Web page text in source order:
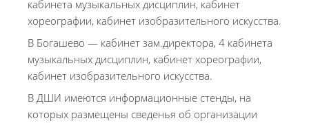
кабинета музыкальных дисциплин, кабинет
хореографии, кабинет изобразительного искусства.
В Богашево — кабинет зам.директора, 4 кабинета
музыкальных дисциплин, кабинет хореографии,
кабинет изобразительного искусства.
В ДШИ имеются информационные стенды, на
которых размещены сведенья об организации